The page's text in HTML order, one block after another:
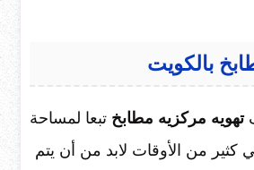
بالكويت
تهويه مركزيه مطابخ تبعا لمساحة
كثير من الأوقات لابد من أن يتم